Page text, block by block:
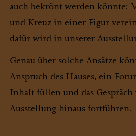
auch bekrönt werden könnte:
und Kreuz in einer Figur
dafür wird in unserer
Genau über solche Ansätze
Anspruch des Hauses, ein
Inhalt füllen und das
Ausstellung hinaus fortführen.